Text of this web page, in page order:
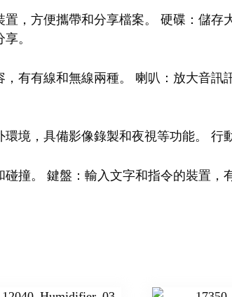
，方便攜帶和分享檔案。 硬碟：儲
。
有有線和無線兩種。 喇叭：放大音
境，具備影像錄製和夜視等功能。 行
撞。 鍵盤：輸入文字和指令的裝置，